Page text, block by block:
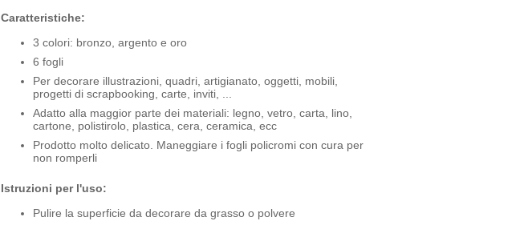
Caratteristiche:
3 colori: bronzo, argento e oro
6 fogli
Per decorare illustrazioni, quadri, artigianato, oggetti, mobili,
progetti di scrapbooking, carte, inviti, ...
Adatto alla maggior parte dei materiali: legno, vetro, carta, lino,
cartone, polistirolo, plastica, cera, ceramica, ecc
Prodotto molto delicato. Maneggiare i fogli policromi con cura per
non romperli
Istruzioni per l'uso:
Pulire la superficie da decorare da grasso o polvere